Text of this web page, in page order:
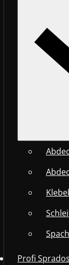
Profi